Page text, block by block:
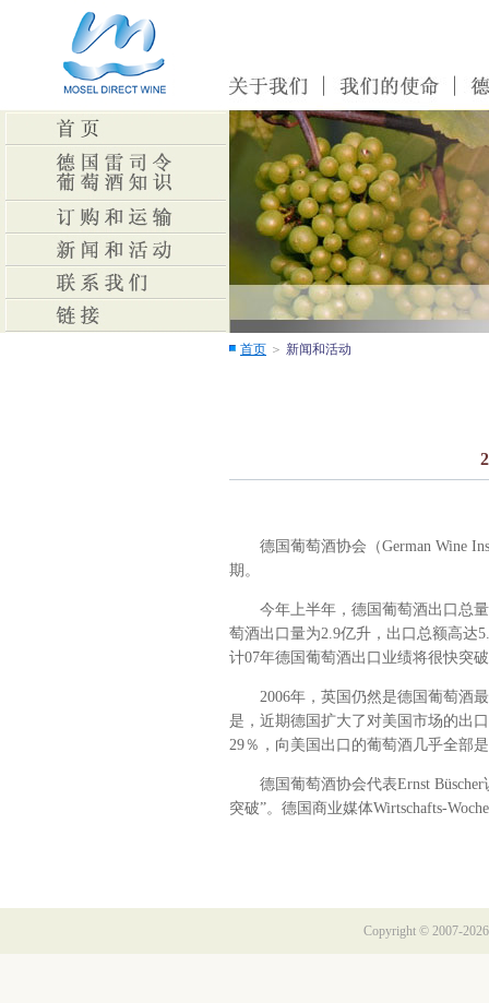
首页 ＞ 新闻和活动
德国葡萄酒协会（German Wine
期。
今年上半年，德国葡萄酒出口总量
萄酒出口量为2.9亿升，出口总额高达
计07年德国葡萄酒出口业绩将很快突
2006年，英国仍然是德国葡萄酒最
是，近期德国扩大了对美国市场的出
29％，向美国出口的葡萄酒几乎全部
德国葡萄酒协会代表Ernst Büscher
突破”。德国商业媒体Wirtschafts-
Copyright © 2007-